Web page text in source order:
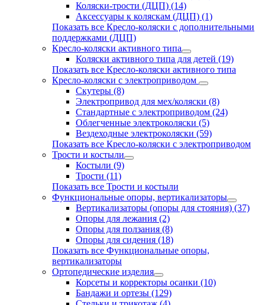
Коляски-трости (ДЦП) (14)
Аксессуары к коляскам (ДЦП) (1)
Показать все Кресло-коляски с дополнительными
поддержками (ДЦП)
Кресло-коляски активного типа
Коляски активного типа для детей (19)
Показать все Кресло-коляски активного типа
Кресло-коляски с электроприводом
Скутеры (8)
Электропривод для мех/коляски (8)
Стандартные с электроприводом (24)
Облегченные электроколяски (5)
Вездеходные электроколяски (59)
Показать все Кресло-коляски с электроприводом
Трости и костыли
Костыли (9)
Трости (11)
Показать все Трости и костыли
Функциональные опоры, вертикализаторы
Вертикализаторы (опоры для стояния) (37)
Опоры для лежания (2)
Опоры для ползания (8)
Опоры для сидения (18)
Показать все Функциональные опоры,
вертикализаторы
Ортопедические изделия
Корсеты и корректоры осанки (10)
Бандажи и ортезы (129)